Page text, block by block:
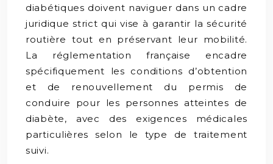
diabétiques doivent naviguer dans un cadre
juridique strict qui vise à garantir la sécurité
routière tout en préservant leur mobilité.
La réglementation française encadre
spécifiquement les conditions d’obtention
et de renouvellement du permis de
conduire pour les personnes atteintes de
diabète, avec des exigences médicales
particulières selon le type de traitement
suivi.